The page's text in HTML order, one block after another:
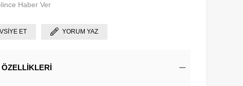
Haber Ver
ET YORUM YAZ
ÖZELLIKLERI